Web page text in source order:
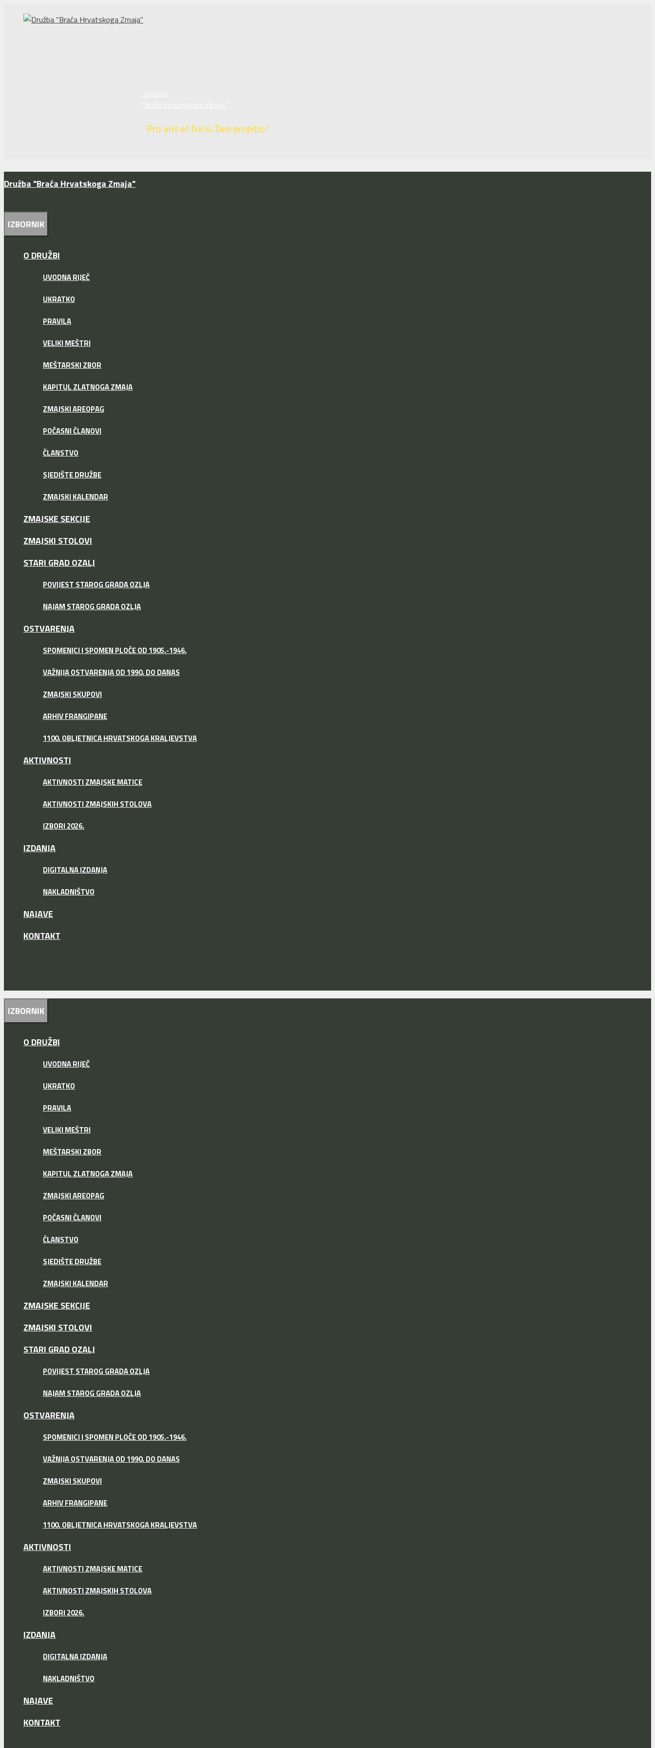
Pro aris et focis, Deo propitio!
Družba "Braća Hrvatskoga Zmaja"
IZBORNIK
O DRUŽBI
UVODNA RIJEČ
UKRATKO
PRAVILA
VELIKI MEŠTRI
MEŠTARSKI ZBOR
KAPITUL ZLATNOGA ZMAJA
ZMAJSKI AREOPAG
POČASNI ČLANOVI
ČLANSTVO
SJEDIŠTE DRUŽBE
ZMAJSKI KALENDAR
ZMAJSKE SEKCIJE
ZMAJSKI STOLOVI
STARI GRAD OZALJ
POVIJEST STAROG GRADA OZLJA
NAJAM STAROG GRADA OZLJA
OSTVARENJA
SPOMENICI I SPOMEN PLOČE OD 1905.-1946.
VAŽNIJA OSTVARENJA OD 1990. DO DANAS
ZMAJSKI SKUPOVI
ARHIV FRANGIPANE
1100. OBLJETNICA HRVATSKOGA KRALJEVSTVA
AKTIVNOSTI
AKTIVNOSTI ZMAJSKE MATICE
AKTIVNOSTI ZMAJSKIH STOLOVA
IZBORI 2026.
IZDANJA
DIGITALNA IZDANJA
NAKLADNIŠTVO
NAJAVE
KONTAKT
IZBORNIK
O DRUŽBI
UVODNA RIJEČ
UKRATKO
PRAVILA
VELIKI MEŠTRI
MEŠTARSKI ZBOR
KAPITUL ZLATNOGA ZMAJA
ZMAJSKI AREOPAG
POČASNI ČLANOVI
ČLANSTVO
SJEDIŠTE DRUŽBE
ZMAJSKI KALENDAR
ZMAJSKE SEKCIJE
ZMAJSKI STOLOVI
STARI GRAD OZALJ
POVIJEST STAROG GRADA OZLJA
NAJAM STAROG GRADA OZLJA
OSTVARENJA
SPOMENICI I SPOMEN PLOČE OD 1905.-1946.
VAŽNIJA OSTVARENJA OD 1990. DO DANAS
ZMAJSKI SKUPOVI
ARHIV FRANGIPANE
1100. OBLJETNICA HRVATSKOGA KRALJEVSTVA
AKTIVNOSTI
AKTIVNOSTI ZMAJSKE MATICE
AKTIVNOSTI ZMAJSKIH STOLOVA
IZBORI 2026.
IZDANJA
DIGITALNA IZDANJA
NAKLADNIŠTVO
NAJAVE
KONTAKT